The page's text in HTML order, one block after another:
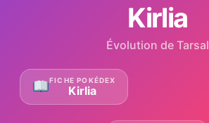
Kirlia
Évolution de Tarsal
FICHE POKÉDEX
Kirlia